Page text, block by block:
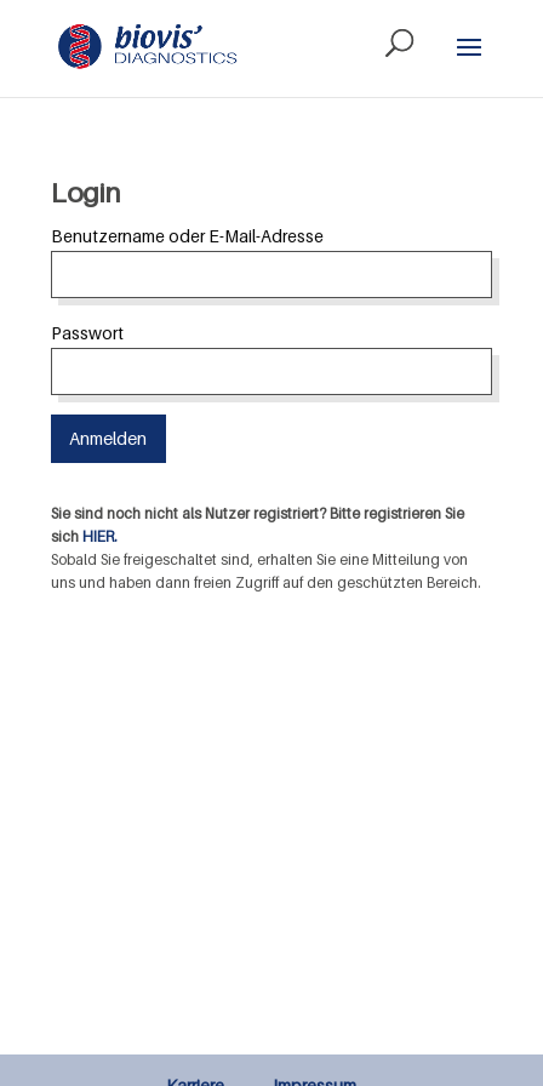
Login
Benutzername oder E-Mail-Adresse
Passwort
Sie sind noch nicht als Nutzer registriert? Bitte registrieren Sie
sich HIER.
Sobald Sie freigeschaltet sind, erhalten Sie eine Mitteilung von
uns und haben dann freien Zugriff auf den geschützten Bereich.